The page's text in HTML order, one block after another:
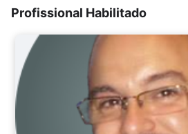
Profissional Habilitado